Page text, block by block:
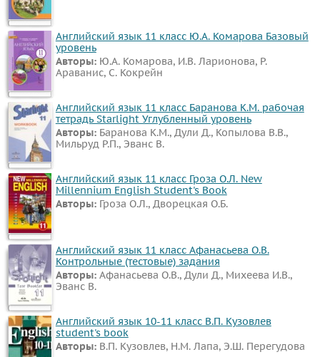
Казахский
язык
ВИДЕОРЕШЕНИЯ
Английский язык 11 класс Ю.А. Комарова Базовый
уровень
Авторы: Ю.А. Комарова, И.В. Ларионова, Р.
Араванис, С. Кокрейн
Английский язык 11 класс Баранова К.М. рабочая
тетрадь Starlight Углубленный уровень
Авторы: Баранова К.М., Дули Д., Копылова В.В.,
Мильруд Р.П., Эванс В.
Английский язык 11 класс Гроза О.Л. New
Millennium English Student's Book
Авторы: Гроза О.Л., Дворецкая О.Б.
Английский язык 11 класс Афанасьева О.В.
Контрольные (тестовые) задания
Авторы: Афанасьева О.В., Дули Д., Михеева И.В.,
Эванс В.
Английский язык 10-11 класс В.П. Кузовлев
student's book
Авторы: В.П. Кузовлев, Н.М. Лапа, Э.Ш. Перегудова